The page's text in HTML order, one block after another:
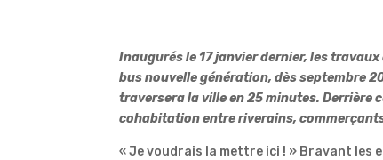
Inaugurés le 17 janvier dernier, les
bus nouvelle génération, dès septembre
traversera la ville en 25 minutes. Derrière
cohabitation entre riverains,
« Je voudrais la mettre ici ! » Bravant les